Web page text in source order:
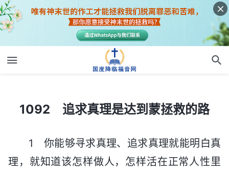
1092 追求真理是达到蒙拯救的路
1092 追求真理是达到蒙拯救的路
1 你能够寻求真理、追求真理就能明白真
理，就知道该怎样做人，怎样活在正常人性里